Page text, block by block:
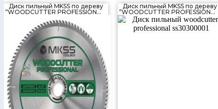
Диск пильный MKSS по дереву
“WOODCUTTER PROFESSIONAL”
Диск пильный MKSS по дереву
“WOODCUTTER
(300×32T×30 мм)